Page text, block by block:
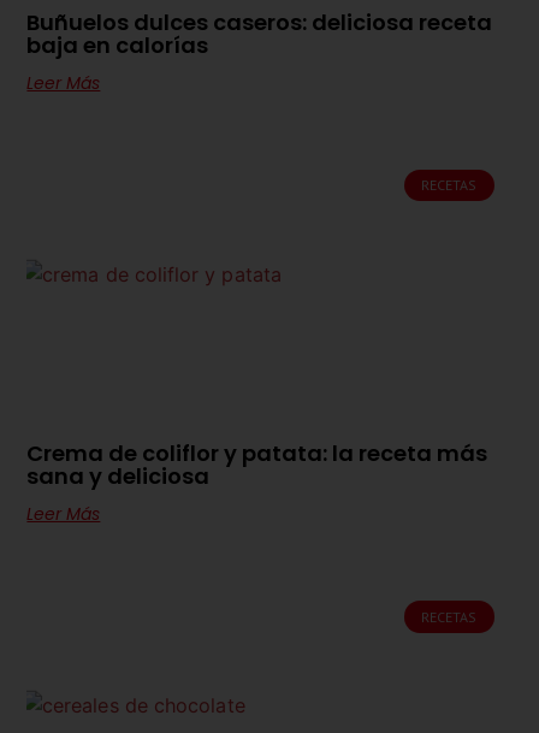
Buñuelos dulces caseros: deliciosa receta
baja en calorías
Leer Más
RECETAS
Crema de coliflor y patata: la receta más
sana y deliciosa
Leer Más
RECETAS